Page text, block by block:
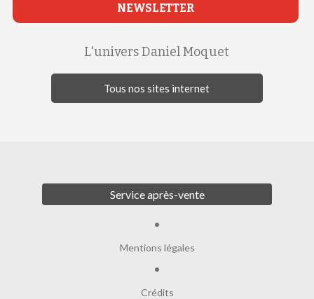
NEWSLETTER
L'univers Daniel Moquet
Tous nos sites internet
Service après-vente
Mentions légales
Crédits